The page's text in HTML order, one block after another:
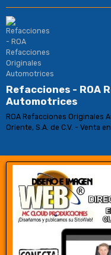
Refacciones - ROA
Automotrices
ROA Refacciones Originales
Oriente, S.A. de C.V. - Venta